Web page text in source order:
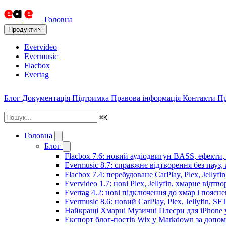
Головна
Продукти
Evervideo
Evermusic
Flacbox
Evertag
Блог Документація Підтримка Правова інформація Контакти
⌘K
Головна
Блог
Flacbox 7.6: новий аудіодвигун BASS,
Evermusic 8.7: справжнє відтворення без пауз,
Flacbox 7.4: перебудоване CarPlay, Plex,
Evervideo 1.7: нові Plex, Jellyfin, хмарне
Evertag 4.2: нові підключення до хмар і
Evermusic 8.6: новий CarPlay, Plex, Jellyfin,
Найкращі Хмарні Музичні Плеєри для iPhone
Експорт блог-постів Wix у Markdown за